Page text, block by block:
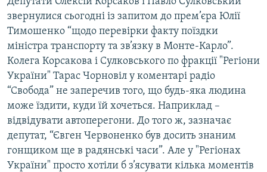
Усі сайти RFE/RL
звернулися сьогодні із запитом до прем’єра Юлії
Тимошенко “щодо перевірки факту поїздки
міністра транспорту та зв’язку в Монте-Карло”.
Колега Корсакова і Сулковського по фракції "Регіони
України" Тарас Чорновіл у коментарі радіо
“Свобода” не заперечив того, що будь-яка людина
може їздити, куди їй хочеться. Наприклад –
відвідувати автоперегони. До того ж, зазначає
депутат, “Євген Червоненко був досить знаним
гонщиком ще в радянські часи”. Але у "Регіонах
України" просто хотіли б з’ясувати кілька моментів